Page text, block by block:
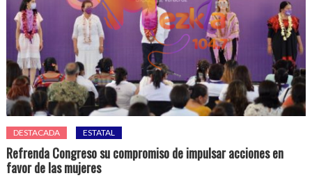
DESTACADA ESTATAL
Refrenda Congreso su compromiso de impulsar acciones en
favor de las mujeres